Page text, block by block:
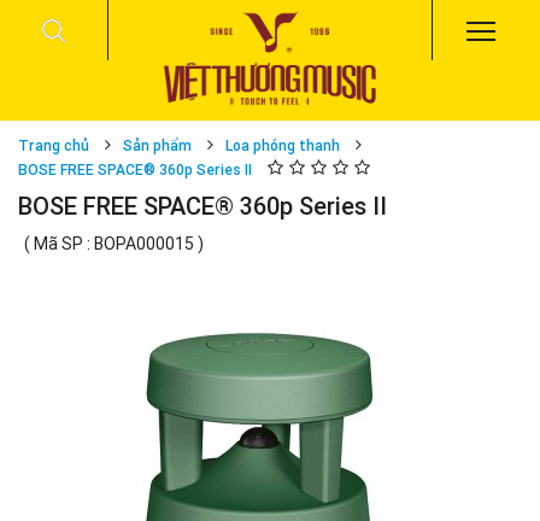
Trang chủ Sản phẩm
Loa phóng thanh
BOSE FREE SPACE® 360p Series II
BOSE FREE SPACE® 360p Series II
( Mã SP : BOPA000015 )